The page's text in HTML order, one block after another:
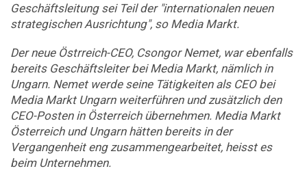
Geschäftsleitung sei Teil der "internationalen neuen
strategischen Ausrichtung", so Media Markt.
Der neue Östrreich-CEO, Csongor Nemet, war ebenfalls
bereits Geschäftsleiter bei Media Markt, nämlich in
Ungarn. Nemet werde seine Tätigkeiten als CEO bei
Media Markt Ungarn weiterführen und zusätzlich den
CEO-Posten in Österreich übernehmen. Media Markt
Österreich und Ungarn hätten bereits in der
Vergangenheit eng zusammengearbeitet, heisst es
beim Unternehmen.